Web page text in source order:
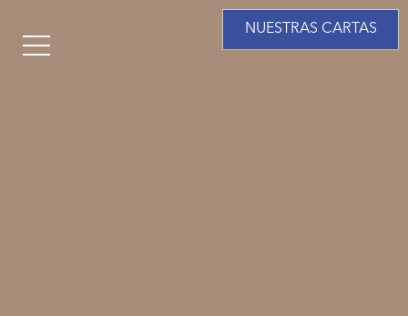
NUESTRAS CARTAS